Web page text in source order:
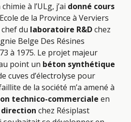
à l’ULg, j’ai donné cours
de la Province à Verviers
du laboratoire R&Dchez
Belge Des Résines
à 1975. Le projet majeur
point un béton synthétique
cuves d’électrolyse pour
de la société m’a amené à
technico-commerciale en
chez Résiplast